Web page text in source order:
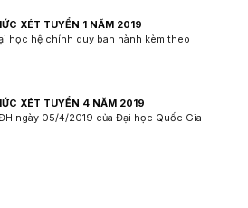
XÉT TUYỂN 1 NĂM 2019
học hệ chính quy ban hành kèm theo
XÉT TUYỂN 4 NĂM 2019
ngày 05/4/2019 của Đại học Quốc Gia